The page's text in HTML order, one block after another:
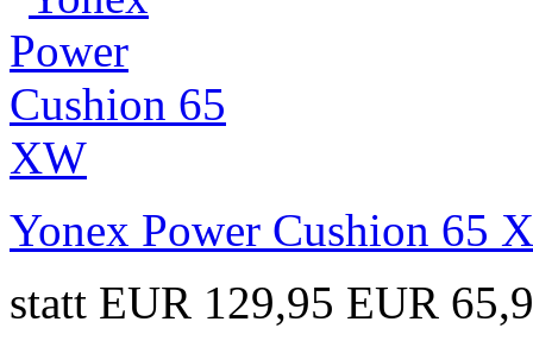
Yonex Power Cushion 65
statt EUR 129,95 EUR